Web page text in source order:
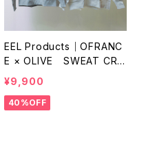
EEL Products｜OFRANC
E × OLIVE SWEAT CRE
W E-24578 イールプロ
ダクツ オフランス×オリー
ブ スウェットクルー
¥9,900
40%OFF